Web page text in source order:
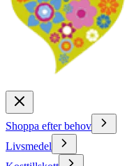
Shoppa efter behov
Livsmedel